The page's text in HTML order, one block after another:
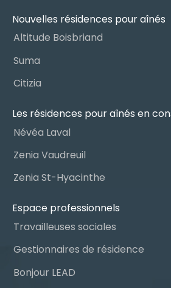
Nouvelles résidences pour aînés
Altitude Boisbriand
Suma
Citizia
Les résidences pour aînés en
Névéa Laval
Zenia Vaudreuil
Zenia St-Hyacinthe
Espace professionnels
Travailleuses sociales
Gestionnaires de résidence
Bonjour LEAD